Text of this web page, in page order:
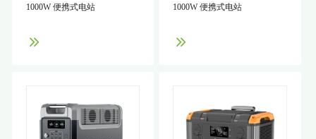
1000W 便携式电站 1000W 便携式电站